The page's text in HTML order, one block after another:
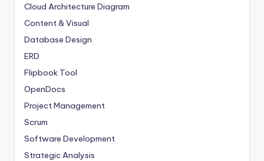
Cloud Architecture Diagram
Content & Visual
Database Design
ERD
Flipbook Tool
OpenDocs
Project Management
Scrum
Software Development
Strategic Analysis